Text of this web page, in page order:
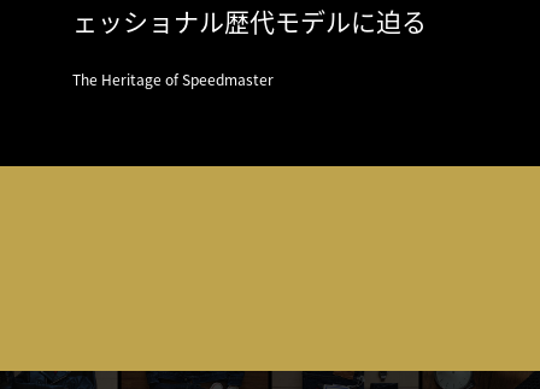
ェッショナル歴代モデルに迫る
The Heritage of Speedmaster